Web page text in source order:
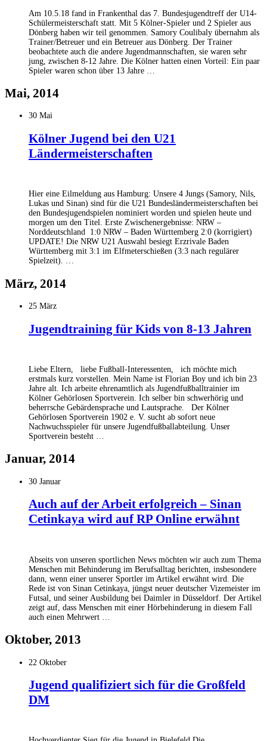
Am 10.5.18 fand in Frankenthal das 7. Bundesjugendtreff der U14-
Schülermeisterschaft statt. Mit 5 Kölner-Spieler und 2 Spieler aus
Dönberg haben wir teil genommen. Samory Coulibaly übernahm als
Trainer/Betreuer und ein Betreuer aus Dönberg. Der Trainer
beobachtete auch die andere Jugendmannschaften, sie waren sehr
jung, zwischen 8-12 Jahre. Die Kölner hatten einen Vorteil: Ein paar
Spieler waren schon über 13 Jahre …
Mai, 2014
30 Mai
Kölner Jugend bei den U21
Ländermeisterschaften
Hier eine Eilmeldung aus Hamburg: Unsere 4 Jungs (Samory, Nils,
Lukas und Sinan) sind für die U21 Bundesländermeisterschaften bei
den Bundesjugendspielen nominiert worden und spielen heute und
morgen um den Titel. Erste Zwischenergebnisse: NRW –
Norddeutschland 1:0 NRW – Baden Württemberg 2:0 (korrigiert)
UPDATE! Die NRW U21 Auswahl besiegt Erzrivale Baden
Württemberg mit 3:1 im Elfmeterschießen (3:3 nach regulärer
Spielzeit). …
März, 2014
25 März
Jugendtraining für Kids von 8-13 Jahren
Liebe Eltern, liebe Fußball-Interessenten, ich möchte mich
erstmals kurz vorstellen. Mein Name ist Florian Boy und ich bin 23
Jahre alt. Ich arbeite ehrenamtlich als Jugendfußballtrainier im
Kölner Gehörlosen Sportverein. Ich selber bin schwerhörig und
beherrsche Gebärdensprache und Lautsprache. Der Kölner
Gehörlosen Sportverein 1902 e. V. sucht ab sofort neue
Nachwuchsspieler für unsere Jugendfußballabteilung. Unser
Sportverein besteht …
Januar, 2014
30 Januar
Auch auf der Arbeit erfolgreich – Sinan
Cetinkaya wird auf RP Online erwähnt
Abseits von unseren sportlichen News möchten wir auch zum Thema
Menschen mit Behinderung im Berufsalltag berichten, insbesondere
dann, wenn einer unserer Sportler im Artikel erwähnt wird. Die
Rede ist von Sinan Cetinkaya, jüngst neuer deutscher Vizemeister im
Futsal, und seiner Ausbildung bei Daimler in Düsseldorf. Der Artikel
zeigt auf, dass Menschen mit einer Hörbehinderung in diesem Fall
auch einen Mehrwert …
Oktober, 2013
22 Oktober
Jugend qualifiziert sich für die Großfeld
DM